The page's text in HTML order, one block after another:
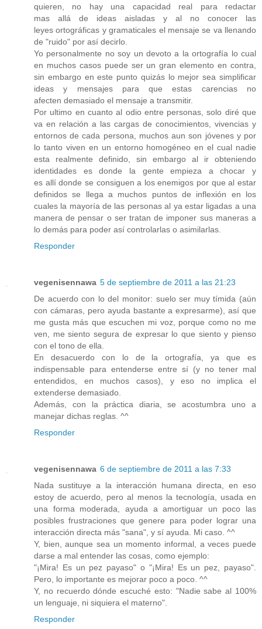
quieren, no hay una capacidad real para redactar
mas allá de ideas aisladas y al no conocer las
leyes ortográficas y gramaticales el mensaje se va llenando
de "ruido" por así decirlo.
Yo personalmente no soy un devoto a la ortografía lo cual
en muchos casos puede ser un gran elemento en contra,
sin embargo en este punto quizás lo mejor sea simplificar
ideas y mensajes para que estas carencias no
afecten demasiado el mensaje a transmitir.
Por ultimo en cuanto al odio entre personas, solo diré que
va en relación a las cargas de conocimientos, vivencias y
entornos de cada persona, muchos aun son jóvenes y por
lo tanto viven en un entorno homogéneo en el cual nadie
esta realmente definido, sin embargo al ir obteniendo
identidades es donde la gente empieza a chocar y
es allí donde se consiguen a los enemigos por que al estar
definidos se llega a muchos puntos de inflexión en los
cuales la mayoría de las personas al ya estar ligadas a una
manera de pensar o ser tratan de imponer sus maneras a
lo demás para poder así controlarlas o asimilarlas.
Responder
vegenisennawa 5 de septiembre de 2011 a las 21:23
De acuerdo con lo del monitor: suelo ser muy tímida (aún
con cámaras, pero ayuda bastante a expresarme), así que
me gusta más que escuchen mi voz, porque como no me
ven, me siento segura de expresar lo que siento y pienso
con el tono de ella.
En desacuerdo con lo de la ortografía, ya que es
indispensable para entenderse entre sí (y no tener mal
entendidos, en muchos casos), y eso no implica el
extenderse demasiado.
Además, con la práctica diaria, se acostumbra uno a
manejar dichas reglas. ^^
Responder
vegenisennawa 6 de septiembre de 2011 a las 7:33
Nada sustituye a la interacción humana directa, en eso
estoy de acuerdo, pero al menos la tecnología, usada en
una forma moderada, ayuda a amortiguar un poco las
posibles frustraciones que genere para poder lograr una
interacción directa más "sana", y sí ayuda. Mi caso. ^^
Y, bien, aunque sea un momento informal, a veces puede
darse a mal entender las cosas, como ejemplo:
"¡Mira! Es un pez payaso" o "¡Mira! Es un pez, payaso".
Pero, lo importante es mejorar poco a poco. ^^
Y, no recuerdo dónde escuché esto: "Nadie sabe al 100%
un lenguaje, ni siquiera el materno".
Responder